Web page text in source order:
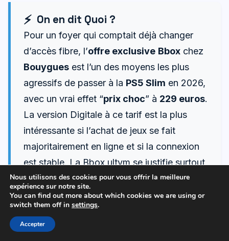
On en dit Quoi ?
Pour un foyer qui comptait déjà changer
d’accès fibre, l’offre exclusive Bbox chez
Bouygues est l’un des moyens les plus
agressifs de passer à la PS5 Slim en 2026,
avec un vrai effet “prix choc” à 229 euros.
La version Digitale à ce tarif est la plus
intéressante si l’achat de jeux se fait
majoritairement en ligne et si la connexion
est stable. La Bbox ultym se justifie surtout
dans les foyers très équipés et dans les
logements compatibles avec les débits les
plus élevés, sinon la Bbox must couvre déjà
des usages gaming et streaming exigeants.
Nous utilisons des cookies pour vous offrir la meilleure
expérience sur notre site.
You can find out more about which cookies we are using or
switch them off in settings.
Accepter